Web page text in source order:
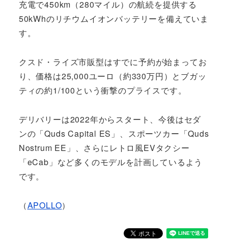
充電で450km（280マイル）の航続を提供する
50kWhのリチウムイオンバッテリーを備えていま
す。
クスド・ライズ市販型はすでに予約が始まってお
り、価格は25,000ユーロ（約330万円）とブガッ
ティの約1/100という衝撃のプライスです。
デリバリーは2022年からスタート、今後はセダ
ンの「Quds Capital ES」、スポーツカー「Quds
Nostrum EE」、さらにレトロ風EVタクシー
「eCab」など多くのモデルを計画しているよう
です。
（APOLLO）